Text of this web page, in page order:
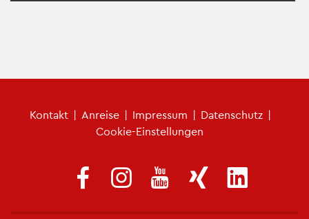
Kon­takt | An­rei­se | Im­pres­sum | Da­ten­schutz |
Coo­kie-Ein­stel­lun­gen